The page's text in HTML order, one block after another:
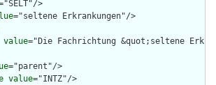
>
="seltene Erkrankungen"/>
value="Die Fachrichtung &quot;seltene
="parent"/>
value="INTZ"/>